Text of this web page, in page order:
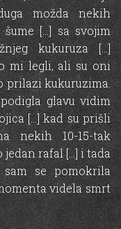
možda nekih
[…] sa svojim
kukuruza […]
mi legli, ali su oni
prilazi kukuruzima.
glavu vidim
[…] kad su prišli
nekih 10-15-tak
jedan rafal […] i tada
se pomokrila
videla smrt